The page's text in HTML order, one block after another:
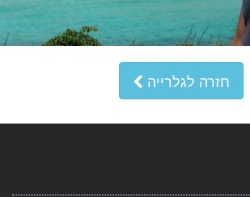
חזרה לגלרייה